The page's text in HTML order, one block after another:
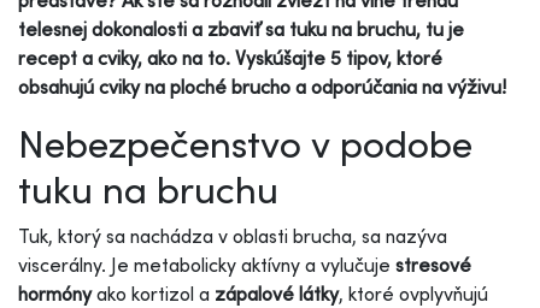
telesnej dokonalosti a zbaviť sa tuku na bruchu, tu je
recept a cviky, ako na to. Vyskúšajte 5 tipov, ktoré
obsahujú cviky na ploché brucho a odporúčania na výživu!
Nebezpečenstvo v podobe
tuku na bruchu
Tuk, ktorý sa nachádza v oblasti brucha, sa nazýva
viscerálny. Je metabolicky aktívny a vylučuje stresové
hormónyako kortizol a zápalové látky, ktoré ovplyvňujú